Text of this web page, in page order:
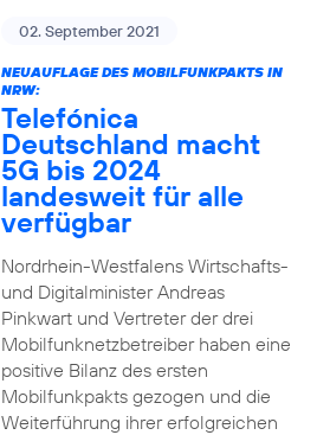
02. September 2021
NEUAUFLAGE DES MOBILFUNKPAKTS IN
NRW:
Telefónica
Deutschland macht
5G bis 2024
landesweit für alle
verfügbar
Nordrhein-Westfalens Wirtschafts-
und Digitalminister Andreas
Pinkwart und Vertreter der drei
Mobilfunknetzbetreiber haben eine
positive Bilanz des ersten
Mobilfunkpakts gezogen und die
Weiterführung ihrer erfolgreichen